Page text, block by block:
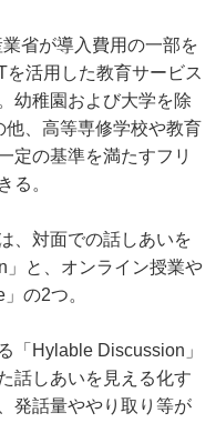
省が導入費用の一部を
活用した教育サービス
幼稚園および大学を除
他、高等専修学校や教育
定の基準を満たすフリ
る。
、対面での話しあいを
」と、オンライン授業や
の2つ。
「Hylable Discussion」
話しあいを見える化す
発話量ややり取り等が